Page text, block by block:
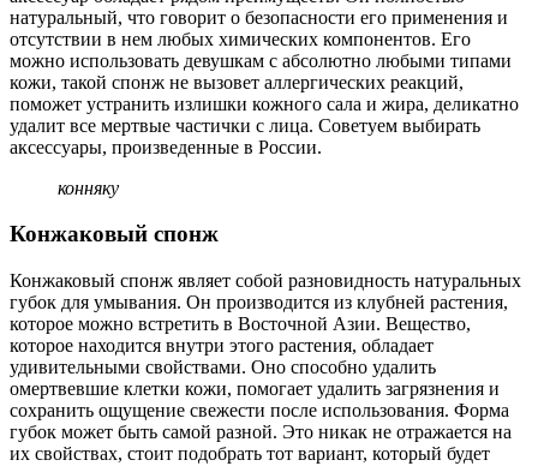
натуральный, что говорит о безопасности его применения и
отсутствии в нем любых химических компонентов. Его
можно использовать девушкам с абсолютно любыми типами
кожи, такой спонж не вызовет аллергических реакций,
поможет устранить излишки кожного сала и жира, деликатно
удалит все мертвые частички с лица. Советуем выбирать
аксессуары, произведенные в России.
конняку
Конжаковый спонж
Конжаковый спонж являет собой разновидность натуральных
губок для умывания. Он производится из клубней растения,
которое можно встретить в Восточной Азии. Вещество,
которое находится внутри этого растения, обладает
удивительными свойствами. Оно способно удалить
омертвевшие клетки кожи, помогает удалить загрязнения и
сохранить ощущение свежести после использования. Форма
губок может быть самой разной. Это никак не отражается на
их свойствах, стоит подобрать тот вариант, который будет